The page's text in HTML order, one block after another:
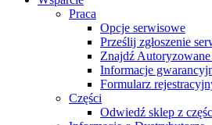
Praca
Opcje serwisowe
Prześlij zgłoszenie
Znajdź
Informacje
Formularz
Części
Odwiedź sklep z